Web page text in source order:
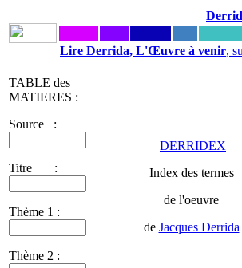
Lire Derrida, L'Œuvre à venir,
TABLE des
MATIERES :
Source :
Titre :
Thème 1 :
Thème 2 :
DERRIDEX
Index des termes
de l'oeuvre
de Jacques Derrida